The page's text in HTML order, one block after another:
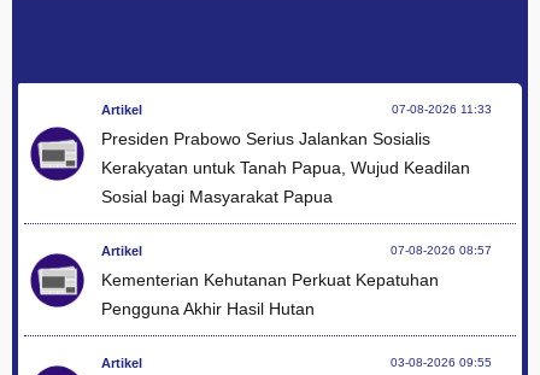
Artikel 07-08-2026 11:33
Presiden Prabowo Serius Jalankan Sosialis
Kerakyatan untuk Tanah Papua, Wujud Keadilan
Sosial bagi Masyarakat Papua
Artikel 07-08-2026 08:57
Kementerian Kehutanan Perkuat Kepatuhan
Pengguna Akhir Hasil Hutan
Artikel 03-08-2026 09:55